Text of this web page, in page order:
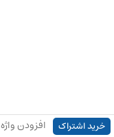
خرید اشتراک افزودن واژه